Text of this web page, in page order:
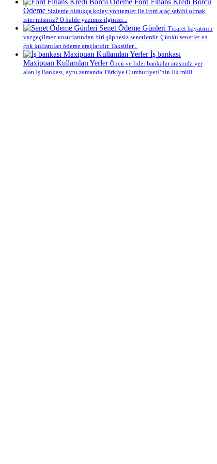
Ödeme Sizlerde oldukça kolay yöntemler ile Ford araç sahibi olmak
ister misiniz? O halde yazımız ilginizi...
Senet Ödeme Günleri Ticaret hayatının
vazgeçilmez unsurlarından biri şüphesiz senetlerdir. Çünkü senetler en
çok kullanılan ödeme araçlarıdır. Taksitler...
İş bankası
Maxipuan Kullanılan Yerler Öncü ve lider bankalar arasında yer
alan İş Bankası, aynı zamanda Türkiye Cumhuriyeti’nin ilk milli...